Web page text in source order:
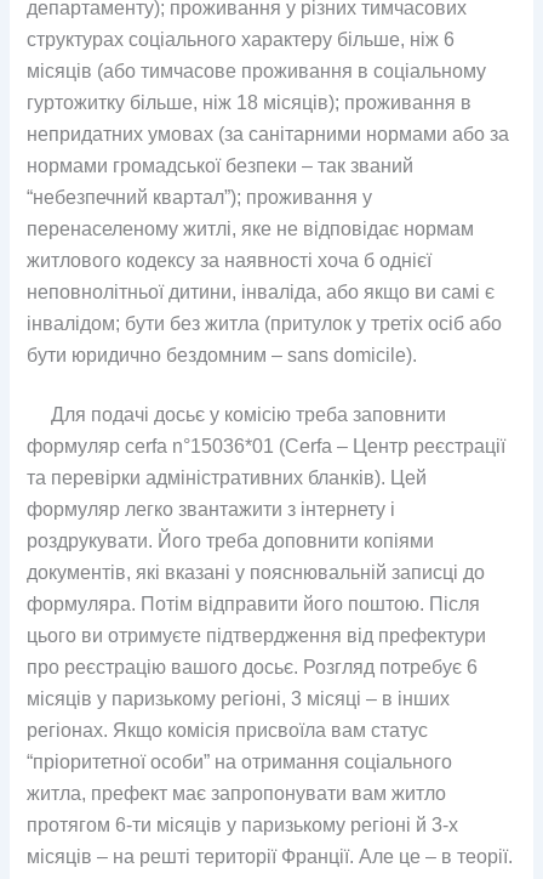
департаменту); проживання у різних тимчасових
структурах соціального характеру більше, ніж 6
місяців (або тимчасове проживання в соціальному
гуртожитку більше, ніж 18 місяців); проживання в
непридатних умовах (за санітарними нормами або за
нормами громадської безпеки – так званий
“небезпечний квартал”); проживання у
перенаселеному житлі, яке не відповідає нормам
житлового кодексу за наявності хоча б однієї
неповнолітньої дитини, інваліда, або якщо ви самі є
інвалідом; бути без житла (притулок у третіх осіб або
бути юридично бездомним – sans domicile).
Для подачі досьє у комісію треба заповнити
формуляр cerfa n°15036*01 (Cerfa – Центр реєстрації
та перевірки адміністративних бланків). Цей
формуляр легко звантажити з інтернету і
роздрукувати. Його треба доповнити копіями
документів, які вказані у пояснювальній записці до
формуляра. Потім відправити його поштою. Після
цього ви отримуєте підтвердження від префектури
про реєстрацію вашого досьє. Розгляд потребує 6
місяців у паризькому регіоні, 3 місяці – в інших
регіонах. Якщо комісія присвоїла вам статус
“пріоритетної особи” на отримання соціального
житла, префект має запропонувати вам житло
протягом 6-ти місяців у паризькому регіоні й 3-х
місяців – на решті території Франції. Але це – в теорії.